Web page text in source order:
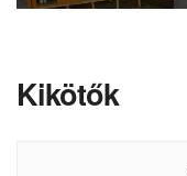
Kikötők